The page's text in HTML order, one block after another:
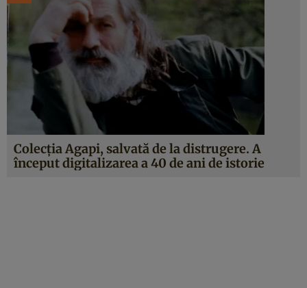
Colecția Agapi, salvată de la distrugere. A
început digitalizarea a 40 de ani de istorie